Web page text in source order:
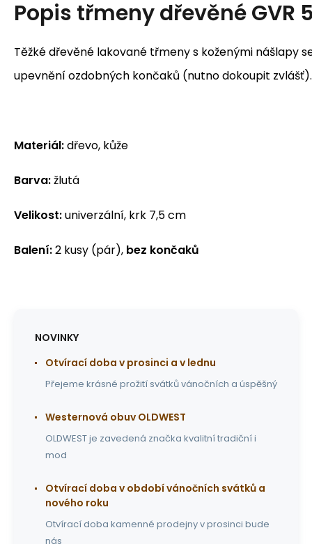
Popis třmeny dřevěné GVR
Těžké dřevěné lakované třmeny s koženými nášlapy
upevnění ozdobných končaků (nutno dokoupit zvlášť).
Materiál:dřevo, kůže
Barva:žlutá
Velikost:univerzální, krk 7,5 cm
Balení:2 kusy (pár), bez končaků
NOVINKY
Otvírací doba v prosinci a v lednu
Přejeme krásné prožití svátků vánočních a úspěšný
Westernová obuv OLDWEST
OLDWEST je zavedená značka kvalitní tradiční i
mod
Otvírací doba v období vánočních svátků a
nového roku
Otvírací doba kamenné prodejny v prosinci bude
nás